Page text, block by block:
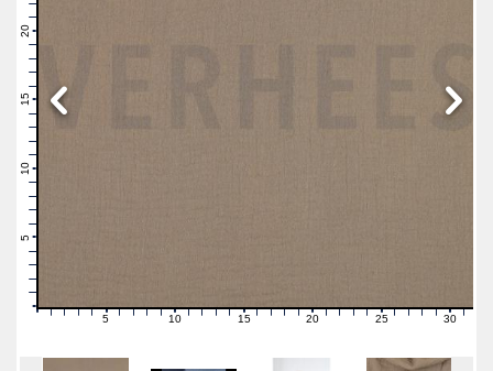
11
16
21
1 2 3 4 6 7 89 11121314 16171819 21222324 26272829 31